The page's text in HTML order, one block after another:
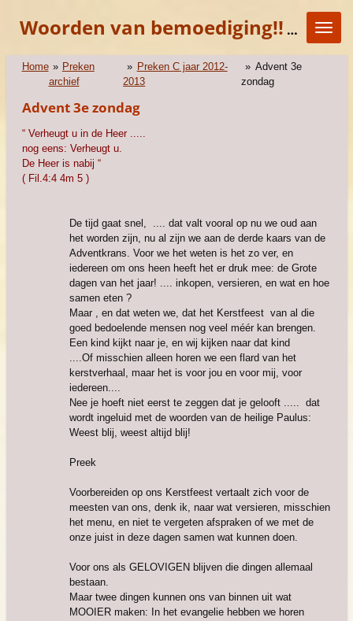
direct
hoofdinhoud
Woorden van bemoediging!!"KOM
Home » Preken
archief
» Preken C jaar 2012-
2013
» Advent 3e
zondag
Advent 3e zondag
“ Verheugt u in de Heer .....
nog eens: Verheugt u.
De Heer is nabij “
( Fil.4:4 4m 5 )
De tijd gaat snel, .... dat valt vooral op nu we oud aan
het worden zijn, nu al zijn we aan de derde kaars van de
Adventkrans. Voor we het weten is het zo ver, en
iedereen om ons heen heeft het er druk mee: de Grote
dagen van het jaar! .... inkopen, versieren, en wat en hoe
samen eten ?
Maar , en dat weten we, dat het Kerstfeest van al die
goed bedoelende mensen nog veel méér kan brengen.
Een kind kijkt naar je, en wij kijken naar dat kind
....Of misschien alleen horen we een flard van het
kerstverhaal, maar het is voor jou en voor mij, voor
iedereen....
Nee je hoeft niet eerst te zeggen dat je gelooft ..... dat
wordt ingeluid met de woorden van de heilige Paulus:
Weest blij, weest altijd blij!
Preek
Voorbereiden op ons Kerstfeest vertaalt zich voor de
meesten van ons, denk ik, naar wat versieren, misschien
het menu, en niet te vergeten afspraken of we met de
onze juist in deze dagen samen wat kunnen doen.
Voor ons als GELOVIGEN blijven die dingen allemaal
bestaan.
Maar twee dingen kunnen ons van binnen uit wat
MOOIER maken: In het evangelie hebben we horen